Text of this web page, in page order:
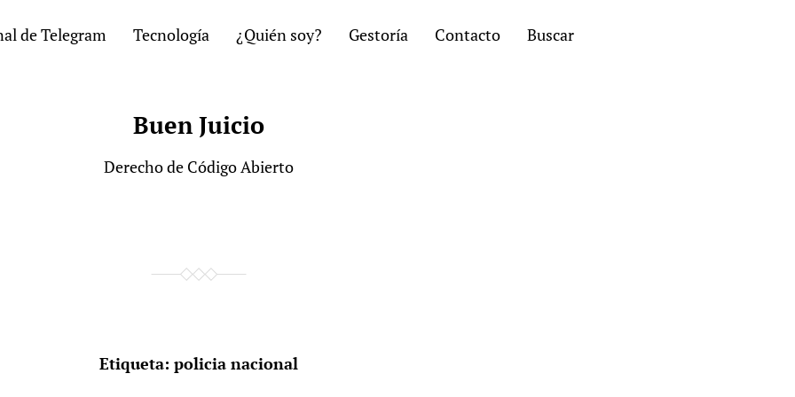
de Telegram Tecnología ¿Quién soy? Gestoría Contacto Buscar
Buen Juicio
Derecho de Código Abierto
Etiqueta: policia nacional